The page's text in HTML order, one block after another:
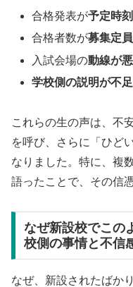
合格発表が予定時
合格者数が募集定
入試会場の動線が
学校側の説明が不足
これらの生の声は、不
を呼び、さらに「ひど
なりました。特に、複
語ったことで、その信
なぜ新設校でこの
校側の事情と不信
なぜ、新設されたばか